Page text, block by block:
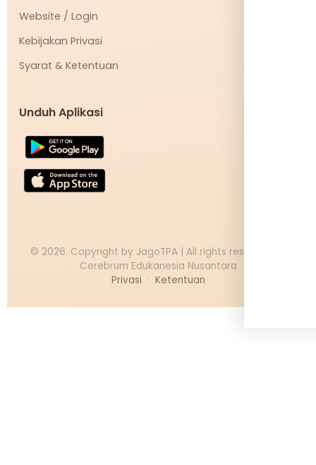
Website / Login
Kebijakan Privasi
Syarat & Ketentuan
Unduh Aplikasi
© 2026. Copyright by JagoTPA | All rights reserved PT
Cerebrum Edukanesia Nusantara
Privasi · Ketentuan